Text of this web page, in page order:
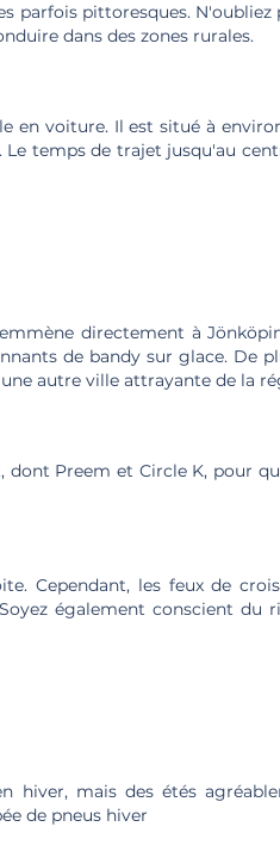
parfois pittoresques. N'oubliez
dans des zones rurales.
en voiture. Il est situé à
temps de trajet jusqu'au
directement à
de bandy sur glace. De
autre ville attrayante de la
Preem et Circle K, pour
Cependant, les feux de
également conscient du
hiver, mais des étés
de pneus hiver